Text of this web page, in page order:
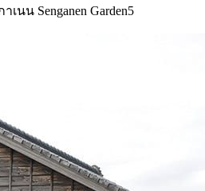
นน Senganen Garden5